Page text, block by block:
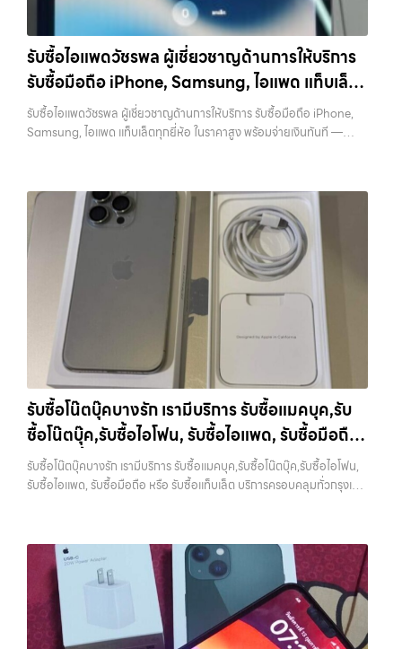
ราคาตามสภาพจริง อีกทางเลือกหนึ่งคือการใช้บริการจำนำ ซึ่งเหมาะกับคน
ที่ต้องการเงินด่วนแต่ยังไม่อยากขายขาด โดยสามารถเลือกใช้บริการ…
เสนานิคม, วังหิน อย่างเต็มที่ ไม่ว่าคุณจะค้นหาคำว่า “รับซื้อมือถือใกล้ฉัน”,
“รับซื้อโทรศัพท์มือสองกรุงเทพ”, “ขาย iPad ได้ราคา”, “รับซื้อแท็บเล็ต
กรุงเทพถึงที่”, หรือ “รับซื้อ Samsung มือสอง ราคาสูง” — ที่นี่คือคำตอบ
เพราะบริการของเรามุ่งตรงให้คุณได้รับราคาและความสะดวกสบายที่เหนือ
กว่า เลือกเราแล้วคุณจะได้บริการที่คุณไว้วางใจ พร้อมทีมงานที่พร้อม
อำนวยความสะดวก นัดรับถึงที่ ตรวจสภาพอย่างมืออาชีพ และจ่ายเงินทันที
ทั้งหมดนี้เพื่อให้การขายอุปกรณ์ของคุณเป็นเรื่องง่ายขึ้น ดีกว่า รวดเร็วกว่า
และคุ้มค่ากว่า ทำไมต้องเลือกเรา ผู้เชี่ยวชาญด้านการให้บริการ รับซื้อมือถือ
วัชรพล, รามอินทรา, รวมถึง บางนา, บางพลี, เกษตรนวมินทร์, เสนานิคม,
วังหินไม่ว่าคุณจะต้องการ รับซื้อโทรศัพท์, รับซื้อแมคบุค, รับซื้อโน๊ตบุ๊ค, รับ
ซื้อแท็บเล็ต, หรือบริการอื่นๆ เกี่ยวกับสินค้าไอที กรุงเทพฯ – เราพร้อมให้
บริการครบวงจร บริการของเรา เราให้บริการแบบครบวงจรสำหรับลูกค้าที่
ต้องการขายอุปกรณ์ไอที ไม่ว่าจะเป็น: รับซื้อไอโฟน ทุกรุ่น…
สูง พร้อมจ่ายเงินทันที ครอบคลุมพื้นที่ ลาดพร้าว, รัชดา, บางรัก,
แจ้งวัฒนะ, บางแค, วัชรพล, รามอินทรา และเขตกรุงเทพฯ ใกล้ “ใกล้ ฉัน”
ที่สุด ในยุคที่สมาร์ทโฟน แท็บเล็ต และอุปกรณ์ไอทีใหม่ๆ เปลี่ยนรุ่นกันแทบ
ทุกช่วงเวลา อุปกรณ์ที่คุณใช้แล้วอาจกลายเป็นของที่ไม่ได้ใช้งานอยู่เฉยๆ
เว็บไซต์ของเราจึงเกิดขึ้นเพื่อเป็นทางเลือกให้คุณสามารถเปลี่ยนอุปกรณ์ที่
ไม่ใช้แล้วให้กลายเป็นเงินสดได้ทันที ด้วยบริการ รับซื้อไอโฟน, รับซื้อไอแพด,
รับซื้อมือถือ, รับซื้อโทรศัพท์, รับซื้อโน๊ตบุ๊ค, รับซื้อแท็บเล็ต, รับซื้อสินค้าไอที
รวดเร็วที่สุด ที่ “รับซื้อขายมือถือ.com” เราเข้าใจดีว่าอุปกรณ์แต่ละชิ้นไม่ใช่
แค่เครื่องใช้ไฟฟ้า แต่เป็นทรัพย์สินที่มีมูลค่า คุณอาจต้องการเปลี่ยนรุ่น หรือ
ต้องการเงินด่วน เราจึงมอบบริการประเมินสภาพเครื่อง ฟรี ปราบปราม
ความยุ่งยากทั้งหลาย โดยเน้น โปร่งใส มั่นใจได้ และจ่ายเงินทันทีเมื่อตกลง
ซื้อขายสำเร็จ บริการของเราครอบคลุมทั้ง iPhone สายใหม่-เก่า,
Samsung ทุกรุ่น, iPad และแท็บเล็ตทุกแบรนด์ เรารับถึงแม้จะอยู่ในสภาพ
ใช้งานแล้ว ตกแต่งแล้ว หรือมีรอยบ้าง เพราะมูลค่าของเครื่องไม่ได้ขึ้นอยู่แค่
ยี่ห้อ แต่ขึ้นอยู่กับสภาพจริง ความครบชุด และความสะดวกในการขายของ
คุณ เราจึงตั้งใจให้บริการในเขต ลาดพร้าว, รัชดา, บางรัก, แจ้งวัฒนะ,
บางแค, วัชรพล, รามอินทรา, บางนา, บางพลี, เกษตรนวมินทร์, เสนานิคม,
วังหิน อย่างเต็มที่ ไม่ว่าคุณจะค้นหาคำว่า “รับซื้อมือถือใกล้ฉัน”, “รับซื้อ
โทรศัพท์มือสองกรุงเทพ”, “ขาย iPad ได้ราคา”, “รับซื้อแท็บเล็ต กรุงเทพ
ถึงที่”, หรือ “รับซื้อ Samsung มือสอง ราคาสูง” — ที่นี่คือคำตอบ เพราะ
บริการของเรามุ่งตรงให้คุณได้รับราคาและความสะดวกสบายที่เหนือกว่า
เลือกเราแล้วคุณจะได้บริการที่คุณไว้วางใจ พร้อมทีมงานที่พร้อมอำนวย
ความสะดวก นัดรับถึงที่ ตรวจสภาพอย่างมืออาชีพ และจ่ายเงินทันที
ทั้งหมดนี้เพื่อให้การขายอุปกรณ์ของคุณเป็นเรื่องง่ายขึ้น ดีกว่า รวดเร็วกว่า
ทันที โดยเน้นบริการในพื้นที่ ลาดพร้าว, รัชดา, บางรัก, แจ้งวัฒนะ, บางแค,
วัชรพล, รามอินทรา, รวมถึง บางนา, บางพลี, เกษตรนวมินทร์, เสนานิคม,
วังหินไม่ว่าคุณจะต้องการ รับซื้อโทรศัพท์, รับซื้อแมคบุค, รับซื้อโน๊ตบุ๊ค, รับ
ซื้อแท็บเล็ต, หรือบริการอื่นๆ เกี่ยวกับสินค้าไอที กรุงเทพฯ – เราพร้อมให้
บริการครบวงจร บริการของเรา เราให้บริการแบบครบวงจรสำหรับลูกค้าที่
ต้องการขายอุปกรณ์ไอที ไม่ว่าจะเป็น:…
รับซื้อไอแพดวัชรพล ผู้เชี่ยวชาญด้านการให้บริการ
รับซื้อมือถือ iPhone, Samsung, ไอแพด แท็บเล็ต
ทุกยี่ห้อ ในราคาสูง พร้อมจ่ายเงินทันที
รับซื้อไอแพดวัชรพล ผู้เชี่ยวชาญด้านการให้บริการ รับซื้อมือถือ iPhone,
Samsung, ไอแพด แท็บเล็ตทุกยี่ห้อ ในราคาสูง พร้อมจ่ายเงินทันที —
วัชรพล รามอินทรา รับซื้อไอแพดวัชรพล — ผู้เชี่ยวชาญด้านการให้บริการ
รับซื้อมือถือ iPhone, Samsung, ไอแพด แท็บเล็ตทุกยี่ห้อ ในราคาสูง
พร้อมจ่ายเงินทันที รับซื้อไอแพดวัชรพล ผู้เชี่ยวชาญด้านการให้บริการ รับ
ซื้อมือถือ iPhone, Samsung, ไอแพด แท็บเล็ตทุกยี่ห้อ ในราคาสูง พร้อม
จ่ายเงินทันที รับซื้อ iPhone ทุกรุ่น… รับซื้อไอแพดวัชรพล รับซื้อ iPhone
ทุกรุ่น ให้ราคาสูง พร้อมจ่ายเงินทันที ประสบการณ์เหนือระดับกับการ รับ
ซื้อไอโฟน, รับซื้อไอแพด, รับซื้อมือถือ ยินดีต้อนรับสู่ “รับซื้อขายมือ
ถือ.com” เว็บไซต์ที่คุณไว้วางใจได้ สำหรับบริการ รับซื้อ มือถือ iPhone,
Samsung, iPad, แท็บเล็ต ทุกยี่ห้อ ให้ราคาสูง พร้อมจ่ายเงินทันที
ครอบคลุมพื้นที่ ลาดพร้าว, รัชดา, บางรัก, แจ้งวัฒนะ, บางแค, วัชรพล,
รามอินทรา และเขตกรุงเทพฯ ใกล้ “ใกล้ ฉัน” ที่สุด ในยุคที่สมาร์ทโฟน
แท็บเล็ต และอุปกรณ์ไอทีใหม่ๆ เปลี่ยนรุ่นกันแทบทุกช่วงเวลา อุปกรณ์ที่คุณ
ใช้แล้วอาจกลายเป็นของที่ไม่ได้ใช้งานอยู่เฉยๆ เว็บไซต์ของเราจึงเกิดขึ้นเพื่อ
เป็นทางเลือกให้คุณสามารถเปลี่ยนอุปกรณ์ที่ไม่ใช้แล้วให้กลายเป็นเงินสดได้
ทันที ด้วยบริการ รับซื้อไอโฟน, รับซื้อไอแพด, รับซื้อมือถือ, รับซื้อโทรศัพท์,
รับซื้อโน๊ตบุ๊ค, รับซื้อแท็บเล็ต, รับซื้อสินค้าไอทีกรุงเทพมหานคร อย่างครบ
วงจร ไม่ว่าคุณจะอยู่โซนเมืองหรือเขตชานเมือง เรามีทีมงานพร้อมให้บริการ
ทรัพย์สินที่มีมูลค่า คุณอาจต้องการเปลี่ยนรุ่น หรือต้องการเงินด่วน เราจึง
มอบบริการประเมินสภาพเครื่อง ฟรี ปราบปรามความยุ่งยากทั้งหลาย โดย
เน้น โปร่งใส มั่นใจได้ และจ่ายเงินทันทีเมื่อตกลงซื้อขายสำเร็จ บริการของเรา
ครอบคลุมทั้ง iPhone สายใหม่-เก่า, Samsung ทุกรุ่น, iPad และแท็บเล็ต
ทุกแบรนด์ เรารับถึงแม้จะอยู่ในสภาพใช้งานแล้ว ตกแต่งแล้ว หรือมีรอยบ้าง
เพราะมูลค่าของเครื่องไม่ได้ขึ้นอยู่แค่ยี่ห้อ แต่ขึ้นอยู่กับสภาพจริง ความครบ
รับซื้อโน๊ตบุ๊คบางรัก เรามีบริการ รับซื้อแมคบุค,รับ
ซื้อโน๊ตบุ๊ค,รับซื้อไอโฟน, รับซื้อไอแพด, รับซื้อมือถือ
หรือ รับซื้อแท็บเล็ต บริการครอบคลุมทั่วกรุงเทพ
และพื้นที่ใกล้เคียง
รับซื้อโน๊ตบุ๊คบางรัก เรามีบริการ รับซื้อแมคบุค,รับซื้อโน๊ตบุ๊ค,รับซื้อไอโฟน,
รับซื้อไอแพด, รับซื้อมือถือ หรือ รับซื้อแท็บเล็ต บริการครอบคลุมทั่วกรุงเทพ
ดา บางรัก แจ้งวัฒนะ บางแค วัชรพล รามอินทรา รับซื้อโน๊ตบุ๊คบางรัก —
เรามีบริการ รับซื้อแมคบุค,รับซื้อโน๊ตบุ๊ค,รับซื้อไอโฟน, รับซื้อไอแพด, รับซื้อ
มือถือ หรือ รับซื้อแท็บเล็ต บริการครอบคลุมทั่วกรุงเทพ และพื้นที่ใกล้เคียง
รับซื้อโน๊ตบุ๊คบางรัก เรามีบริการ รับซื้อแมคบุค,รับซื้อโน๊ตบุ๊ค,รับซื้อไอโฟน,
รับซื้อไอแพด, รับซื้อมือถือ หรือ รับซื้อแท็บเล็ต บริการครอบคลุมทั่ว
กรุงเทพ… รับซื้อโน๊ตบุ๊คบางรัก บริการถึงพื้นที่ เขตลาดพร้าว, รัชดา,